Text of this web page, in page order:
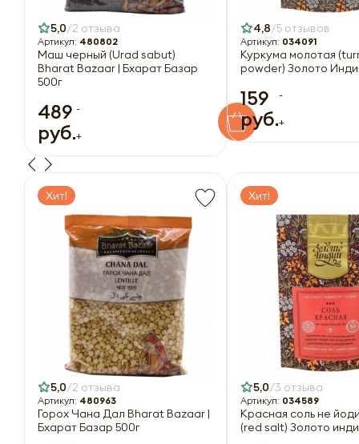
5,0 2 отзыва
Артикул: 480802
Маш черный (Urad sabut)
Bharat Bazaar | Бхарат Базар
500г
489
руб.
-
+
4,8 5 отзывов
Артикул: 034091
Куркума молотая
powder) Золото
159
руб.
-
+
Хит!
5,0 2 отзыва
Артикул: 480963
Горох Чана Дал Bharat Bazaar |
Бхарат Базар 500г
Хит!
5,0 3 отзыва
Артикул: 034589
Красная соль не
(red salt) Золото